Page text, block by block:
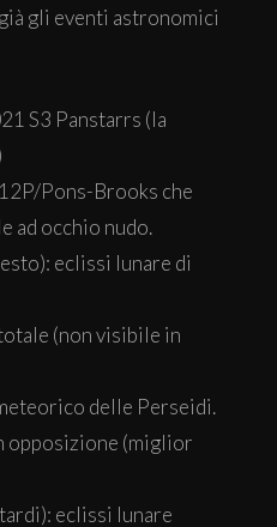
gli eventi astronomici
S3 Panstarrs (la
Pons-Brooks che
ad occhio nudo.
eclissi lunare di
(non visibile in
delle Perseidi.
opposizione (miglior
eclissi lunare